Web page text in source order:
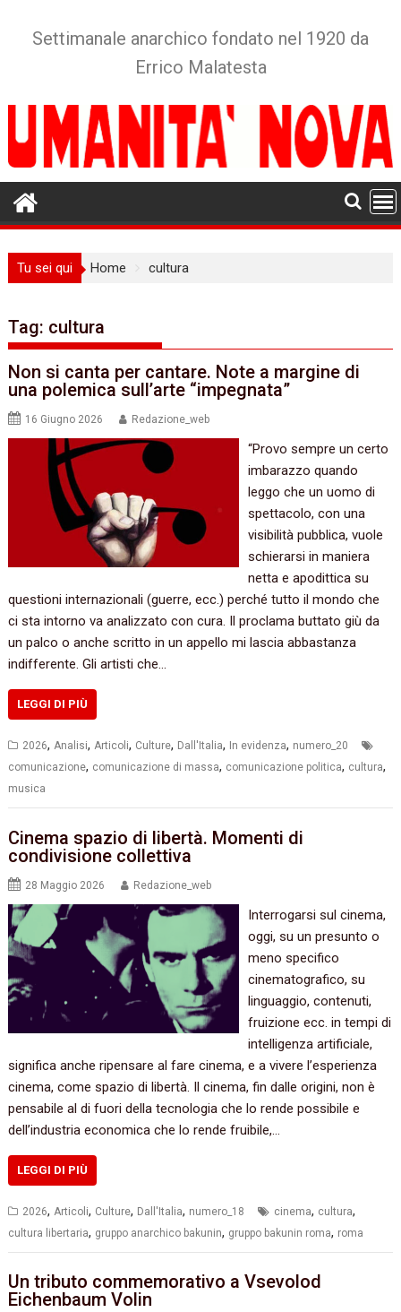
Settimanale anarchico fondato nel 1920 da
Errico Malatesta
Tu sei qui Home cultura
Tag: cultura
Non si canta per cantare. Note a margine di
una polemica sull’arte “impegnata”
16 Giugno 2026 Redazione_web
“Provo sempre un certo
imbarazzo quando
leggo che un uomo di
spettacolo, con una
visibilità pubblica, vuole
schierarsi in maniera
netta e apodittica su
questioni internazionali (guerre, ecc.) perché tutto il mondo che
ci sta intorno va analizzato con cura. Il proclama buttato giù da
un palco o anche scritto in un appello mi lascia abbastanza
indifferente. Gli artisti che…
LEGGI DI PIÙ
2026,Analisi,Articoli, Culture, Dall'Italia, In evidenza, numero_20
comunicazione, comunicazione di massa, comunicazione politica, cultura,
musica
Cinema spazio di libertà. Momenti di
condivisione collettiva
28 Maggio 2026 Redazione_web
Interrogarsi sul cinema,
oggi, su un presunto o
meno specifico
cinematografico, su
linguaggio, contenuti,
fruizione ecc. in tempi di
intelligenza artificiale,
significa anche ripensare al fare cinema, e a vivere l’esperienza
cinema, come spazio di libertà. Il cinema, fin dalle origini, non è
pensabile al di fuori della tecnologia che lo rende possibile e
dell’industria economica che lo rende fruibile,…
LEGGI DI PIÙ
2026, Articoli, Culture, Dall'Italia, numero_18 cinema, cultura,
cultura libertaria, gruppo anarchico bakunin, gruppo bakunin roma, roma
Un tributo commemorativo a Vsevolod
Eichenbaum Volin